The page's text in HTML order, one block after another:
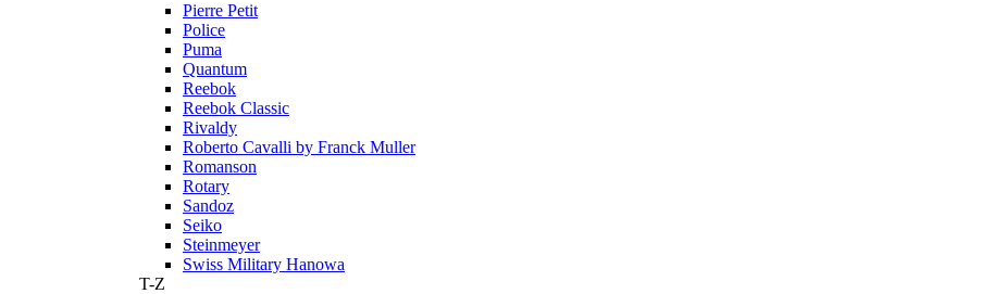
Pierre Petit
Police
Puma
Quantum
Reebok
Reebok Classic
Rivaldy
Roberto Cavalli by Franck Muller
Romanson
Rotary
Sandoz
Seiko
Steinmeyer
Swiss Military Hanowa
T-Z